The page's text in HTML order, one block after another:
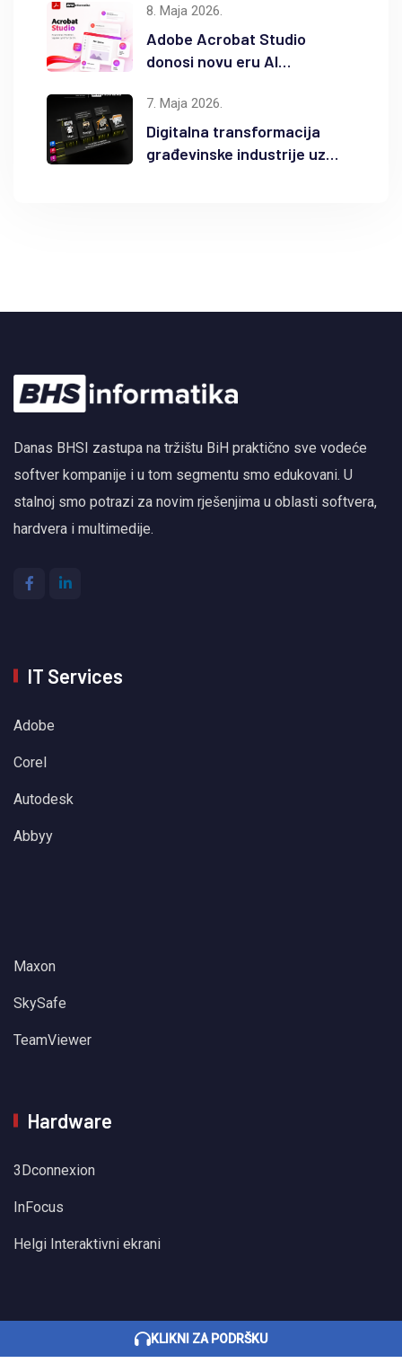
8. Maja 2026.
Adobe Acrobat Studio
donosi novu eru AI
7. Maja 2026.
Digitalna transformacija
građevinske industrije uz
Danas BHSI zastupa na tržištu BiH praktično sve vodeće
softver kompanije i u tom segmentu smo edukovani. U
stalnoj smo potrazi za novim rješenjima u oblasti softvera,
hardvera i multimedije.
IT Services
Adobe
Corel
Autodesk
Abbyy
Maxon
SkySafe
TeamViewer
Hardware
3Dconnexion
InFocus
Helgi Interaktivni ekrani
Sva prava pridržana © 2022 BHSInformatika
KLIKNI ZA PODRŠKU